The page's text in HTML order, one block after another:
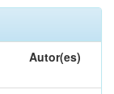
Autor(es)